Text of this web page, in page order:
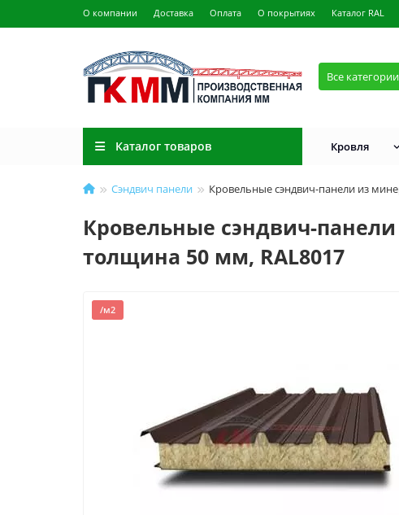
О компании Доставка Оплата О покрытиях Каталог RAL
Все категории
Каталог товаров Кровля
Сэндвич панели Кровельные сэндвич-панели из
Кровельные сэндвич-
толщина 50 мм, RAL8017
/м2